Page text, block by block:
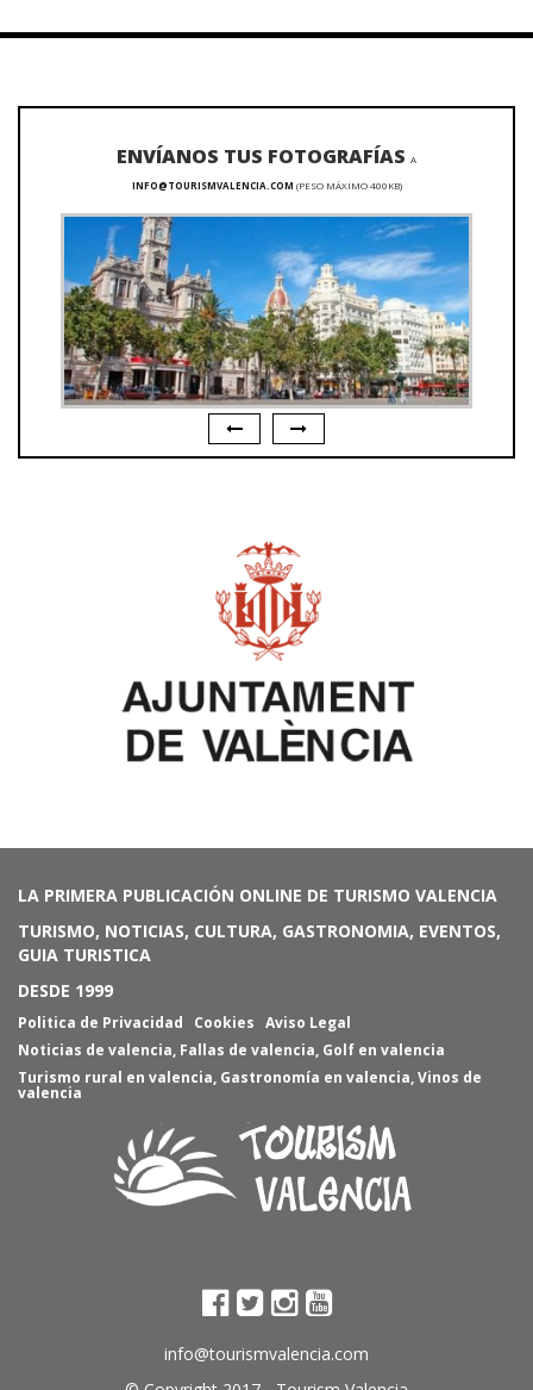
ENVÍANOS TUS FOTOGRAFÍAS A
INFO@TOURISMVALENCIA.COM (PESO MÁXIMO 400KB)
LA PRIMERA PUBLICACIÓN ONLINE DE TURISMO VALENCIA
TURISMO, NOTICIAS, CULTURA, GASTRONOMIA, EVENTOS,
GUIA TURISTICA
DESDE 1999
Politica de Privacidad Cookies Aviso Legal
Noticias de valencia, Fallas de valencia, Golf en valencia
Turismo rural en valencia, Gastronomía en valencia,Vinos de
valencia
info@tourismvalencia.com